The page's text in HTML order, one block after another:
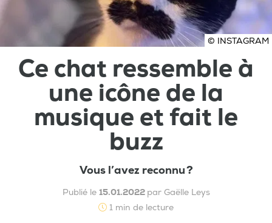
© INSTAGRAM
Ce chat ressemble à
une icône de la
musique et fait le
buzz
Vous l’avez reconnu ?
Publié le 15.01.2022 par Gaëlle Leys
1 min de lecture